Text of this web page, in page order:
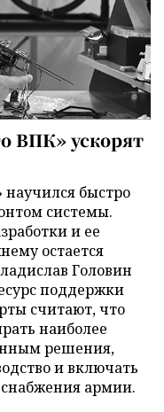
ВПК» ускорят
быстро
системы.
и ее
остается
Головин
поддержки
считают, что
наиболее
решения,
и включать
армии.